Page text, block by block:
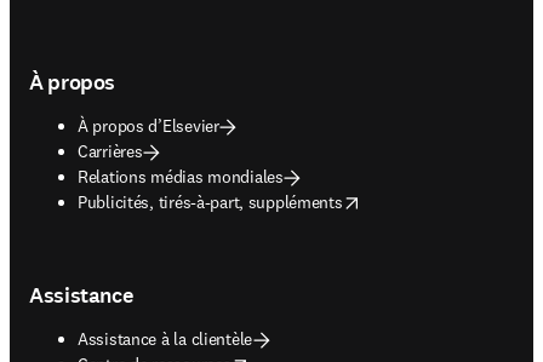
À propos
À propos d’Elsevier
Carrières
Relations médias mondiales
Publicités, tirés-à-part, suppléments
opens in new tab/window
Assistance
Assistance à la clientèle